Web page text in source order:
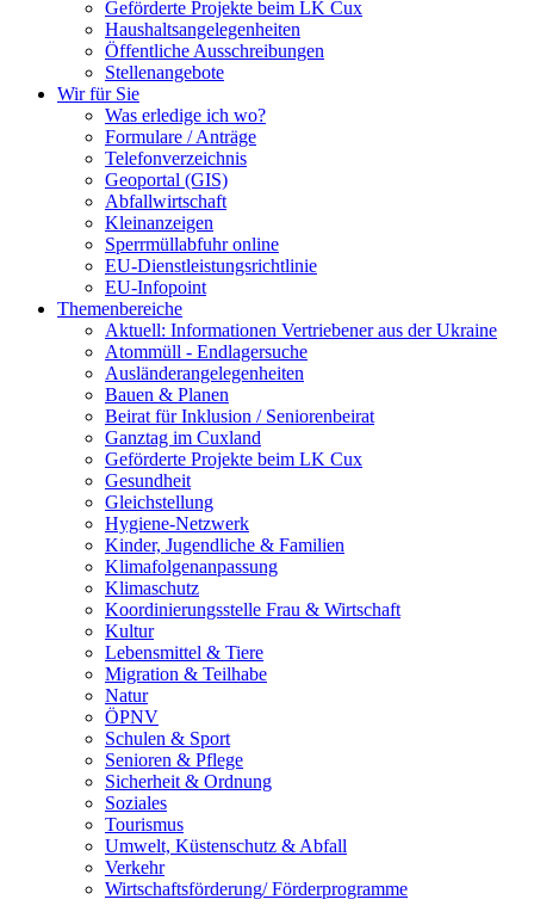
Geförderte Projekte beim LK Cux
Haushaltsangelegenheiten
Öffentliche Ausschreibungen
Stellenangebote
Wir für Sie
Was erledige ich wo?
Formulare / Anträge
Telefonverzeichnis
Geoportal (GIS)
Abfallwirtschaft
Kleinanzeigen
Sperrmüllabfuhr online
EU-Dienstleistungsrichtlinie
EU-Infopoint
Themenbereiche
Aktuell: Informationen Vertriebener aus der Ukraine
Atommüll - Endlagersuche
Ausländerangelegenheiten
Bauen & Planen
Beirat für Inklusion / Seniorenbeirat
Ganztag im Cuxland
Geförderte Projekte beim LK Cux
Gesundheit
Gleichstellung
Hygiene-Netzwerk
Kinder, Jugendliche & Familien
Klimafolgenanpassung
Klimaschutz
Koordinierungsstelle Frau & Wirtschaft
Kultur
Lebensmittel & Tiere
Migration & Teilhabe
Natur
ÖPNV
Schulen & Sport
Senioren & Pflege
Sicherheit & Ordnung
Soziales
Tourismus
Umwelt, Küstenschutz & Abfall
Verkehr
Wirtschaftsförderung/ Förderprogramme